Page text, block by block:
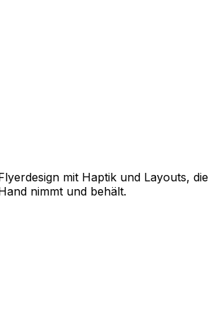
mit Haptik und Layouts, die
nimmt und behält.